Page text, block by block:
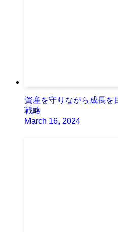
資産を守りながら成長を
戦略
March 16, 2024